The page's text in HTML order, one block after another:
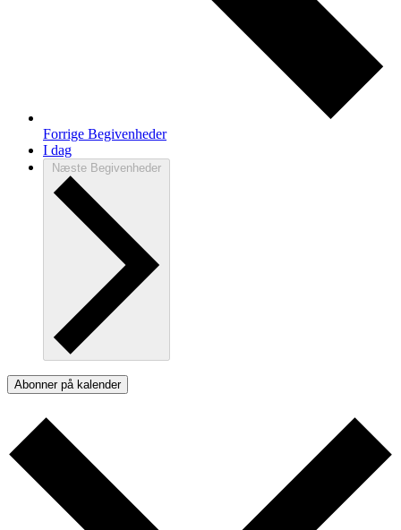
Forrige Begivenheder
I dag
Næste Begivenheder
Abonner på kalender